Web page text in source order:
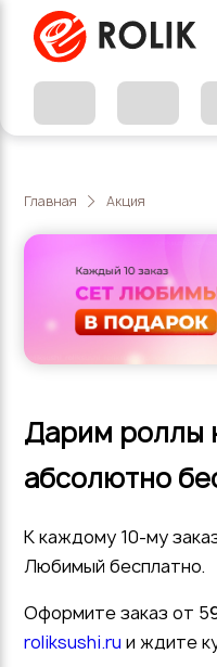
Главная Акция
Дарим роллы
абсолютно
К каждому 10-му
Любимый бесплатно.
Оформите заказ от
roliksushi.ru и ждите